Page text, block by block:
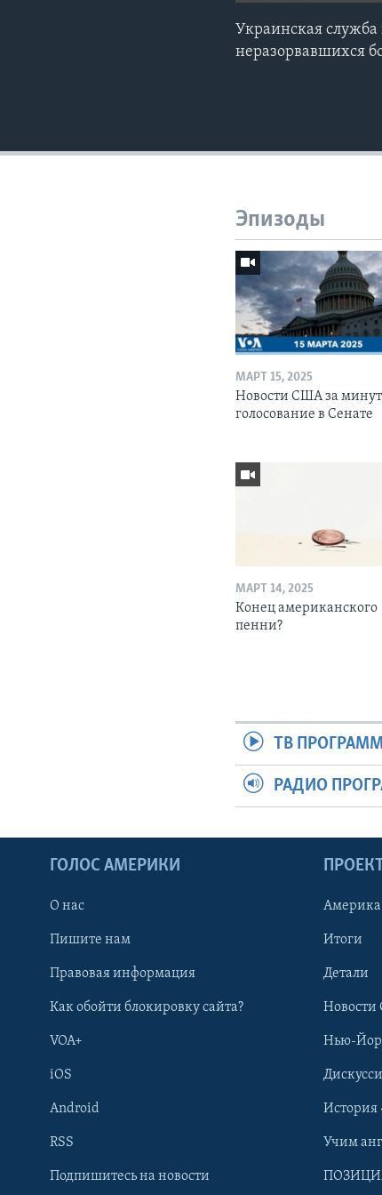
СОЦИАЛЬНЫЕ СЕТИ
Украинская
неразорвавшихся
Эпизоды
МАРТ 15, 2025
Новости США за
голосование в Сенате
МАРТ 14, 2025
Конец американского
пенни?
ТВ
РАДИО
ГОЛОС АМЕРИКИ
О нас
Пишите нам
Правовая информация
Как обойти блокировку сайта?
VOA+
iOS
Android
RSS
Подпишитесь на новости
Америка
Итоги
Детали
Новости
Нью-
История
Учим